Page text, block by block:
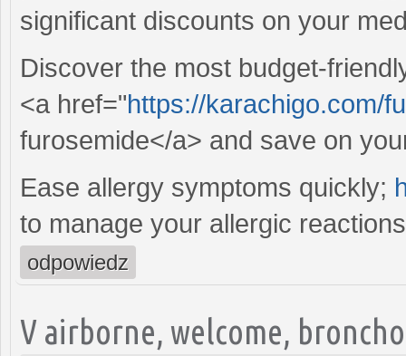
significant discounts on your
Discover the most budget-
<a href="https://karachigo.com/
furosemide</a> and save on
Ease allergy symptoms quickly;
to manage your allergic
odpowiedz
V airborne, welcome,